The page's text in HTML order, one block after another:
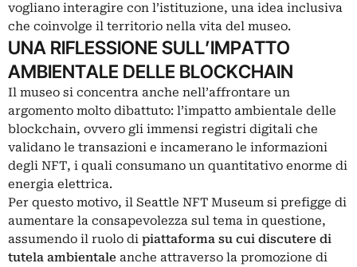
vogliano interagire con l’istituzione, una idea inclusiva
che coinvolge il territorio nella vita del museo.
UNA RIFLESSIONE SULL’IMPATTO
AMBIENTALE DELLE BLOCKCHAIN
Il museo si concentra anche nell’affrontare un
argomento molto dibattuto: l’impatto ambientale delle
blockchain, ovvero gli immensi registri digitali che
validano le transazioni e incamerano le informazioni
degli NFT, i quali consumano un quantitativo enorme di
energia elettrica.
Per questo motivo, il Seattle NFT Museum si prefigge di
aumentare la consapevolezza sul tema in questione,
assumendo il ruolo di piattaforma su cui discutere di
tutela ambientale anche attraverso la promozione di